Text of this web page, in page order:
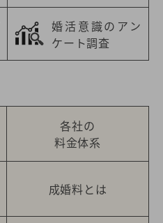
婚活意識のアン
ケート調査
各社の
料金体系
成婚料とは